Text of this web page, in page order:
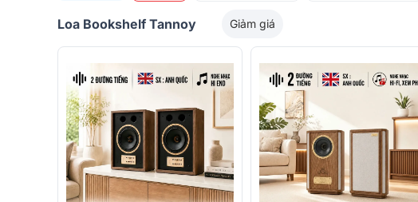
Loa Bookshelf Tannoy Giảm giá